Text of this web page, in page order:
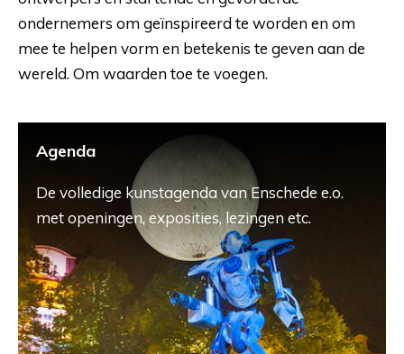
ondernemers om geïnspireerd te worden en om
mee te helpen vorm en betekenis te geven aan de
wereld. Om waarden toe te voegen.
Agenda
De volledige kunstagenda van Enschede e.o.
met openingen, exposities, lezingen etc.